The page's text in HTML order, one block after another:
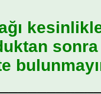
sonra